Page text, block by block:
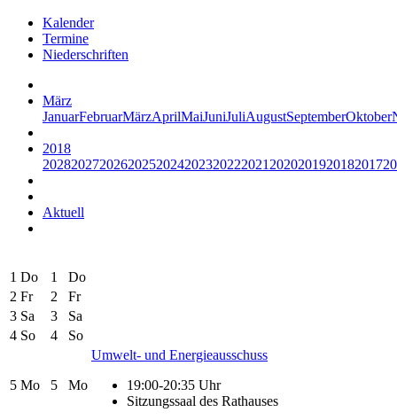
Kalender
Termine
Niederschriften
März
JanuarFebruarMärzAprilMaiJuniJuliAugustSeptemberOktober
2018
20282027202620252024202320222021 2020201920182017
Aktuell
1 Do 1
Do
2 Fr 2
Fr
3 Sa 3
Sa
4 So 4 So
5 Mo 5 Mo
Umwelt- und Energieausschuss
19:00-20:35 Uhr
Sitzungssaal des Rathauses